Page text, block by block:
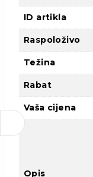
ID artikla
Raspoloživo
Težina
Rabat
Vaša cijena
Opis